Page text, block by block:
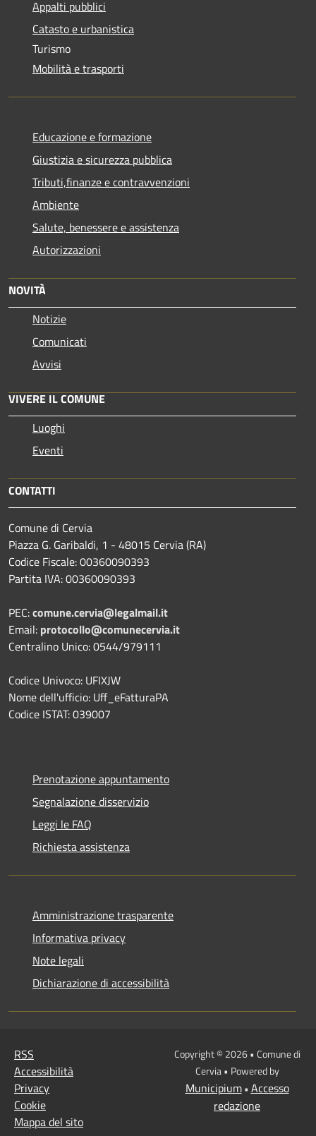
Appalti pubblici
Catasto e urbanistica
Turismo
Mobilità e trasporti
Educazione e formazione
Giustizia e sicurezza pubblica
Tributi,finanze e contravvenzioni
Ambiente
Salute, benessere e assistenza
Autorizzazioni
NOVITÀ
Notizie
Comunicati
Avvisi
VIVERE IL COMUNE
Luoghi
Eventi
CONTATTI
Comune di Cervia
Piazza G. Garibaldi, 1 - 48015 Cervia (RA)
Codice Fiscale: 00360090393
Partita IVA: 00360090393
PEC:comune.cervia@legalmail.it
Email: protocollo@comunecervia.it
Centralino Unico: 0544/979111
Codice Univoco: UFIXJW
Nome dell'ufficio: Uff_eFatturaPA
Codice ISTAT: 039007
Prenotazione appuntamento
Segnalazione disservizio
Leggi le FAQ
Richiesta assistenza
Amministrazione trasparente
Informativa privacy
Note legali
Dichiarazione di accessibilità
RSS
Accessibilità
Privacy
Cookie
Mappa del sito
Copyright © 2026 • Comune di
Cervia • Powered by
Municipium• Accesso
redazione